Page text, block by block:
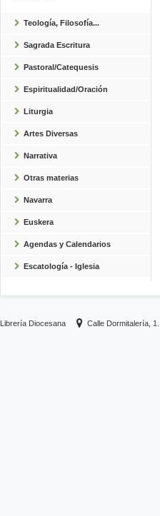
Teología, Filosofía...
Sagrada Escritura
Pastoral/Catequesis
Espiritualidad/Oración
Liturgia
Artes Diversas
Narrativa
Otras materias
Navarra
Euskera
Agendas y Calendarios
Escatología - Iglesia
Librería Diocesana Calle Dormitalería, 1.